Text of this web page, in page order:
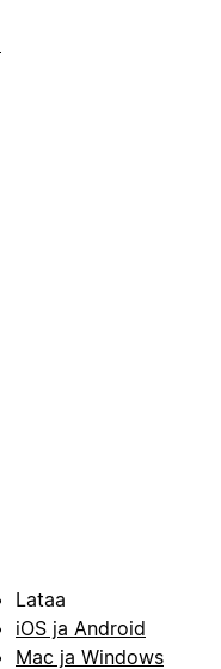
Lataa
iOS ja Android
Mac ja Windows